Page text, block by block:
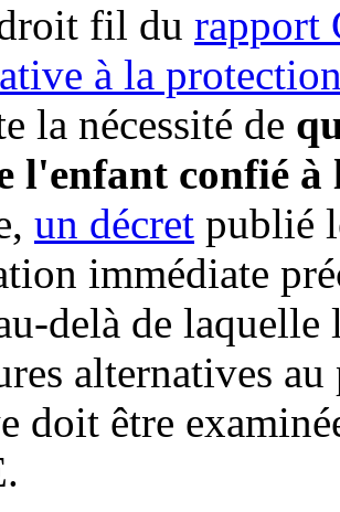
fil du rapport
à la
la nécessité de
l'enfant confié à
un décret publié
immédiate
delà de
alternatives
doit être